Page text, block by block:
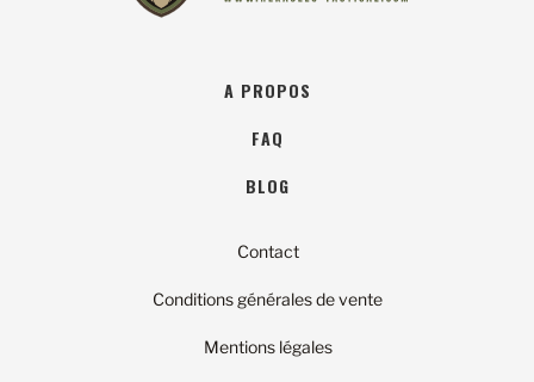
A PROPOS
FAQ
BLOG
Contact
Conditions générales de vente
Mentions légales